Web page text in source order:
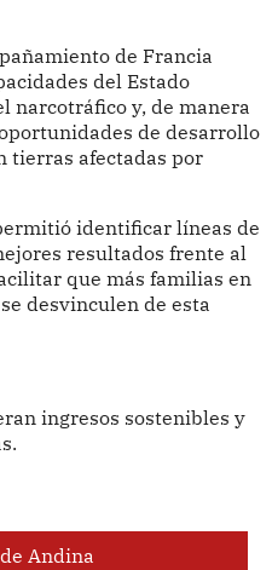
de Francia
del Estado
narcotráfico y, de manera
de desarrollo
tierras afectadas por
identificar líneas de
resultados frente al
que más familias en
desvinculen de esta
ingresos sostenibles y
Andina